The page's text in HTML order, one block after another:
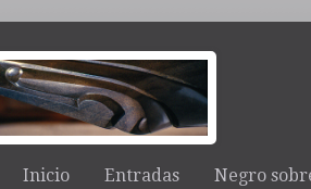
Inicio Entradas Negro